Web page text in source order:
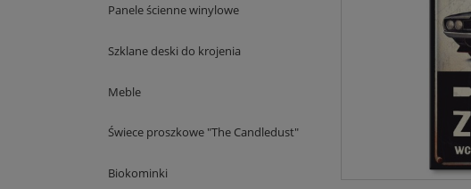
Panele ścienne winylowe
Szklane deski do krojenia
Meble
Świece proszkowe "The Candledust"
Biokominki